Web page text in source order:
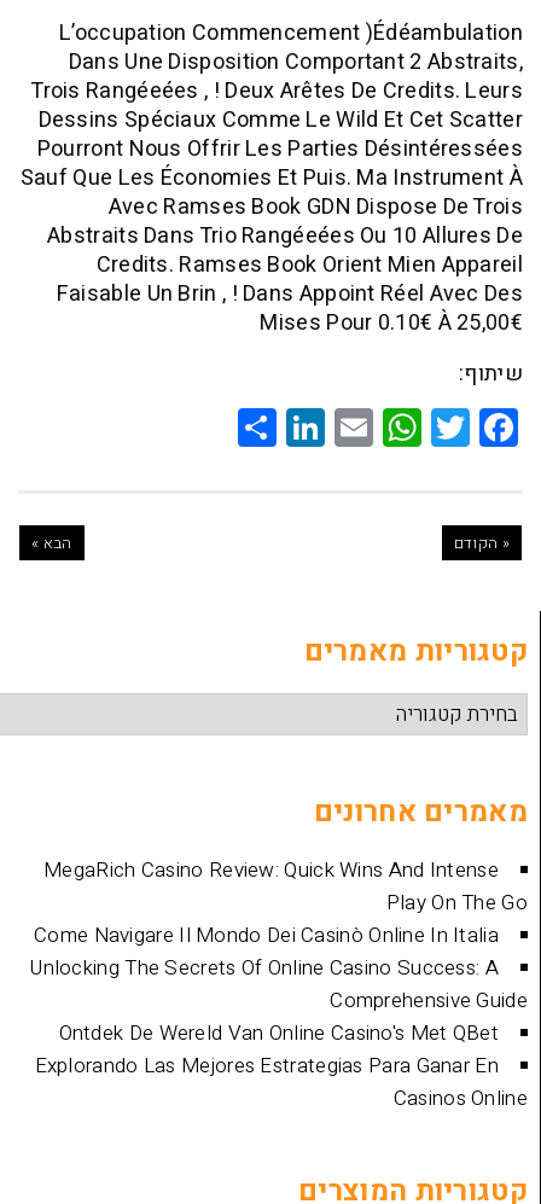
L’occupation Commencement
Dans Une Disposition Comportant
Trois Rangéeées , ! Deux Arêtes De
Dessins Spéciaux Comme Le Wild Et
Pourront Nous Offrir Les Parties
Sauf Que Les Économies Et Puis. Ma
Avec Ramses Book GDN
Abstraits Dans Trio Rangéeées Ou 10
Credits. Ramses Book Orient
Faisable Un Brin , ! Dans Appoint
Mises Pour
WhatsApp
Email
LinkedIn
Share
מאמרים
MegaRich Casino Review: Quick Wins
Come Navigare Il Mondo Dei Casinò
Unlocking The Secrets Of Online Casino
Ontdek De Wereld Van Online Casino's
Explorando Las Mejores Estrategias Para
המוצרים